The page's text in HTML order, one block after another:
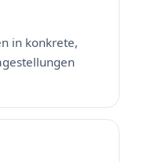
in konkrete,